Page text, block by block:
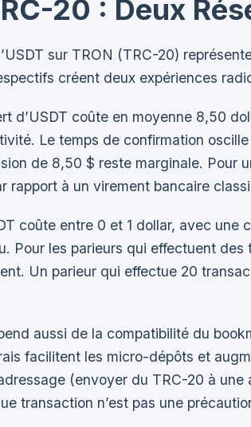
20 : Deux
sur TRON (TRC-20)
créent deux expériences
d’USDT coûte en moyenne 8,50
Le temps de confirmation
de 8,50 $ reste marginale.
à un virement bancaire
coûte entre 0 et 1 dollar, avec
Pour les parieurs qui effectuent
Un parieur qui effectue 20
aussi de la compatibilité du
facilitent les micro-dépôts et
(envoyer du TRC-20 à
transaction n’est pas une